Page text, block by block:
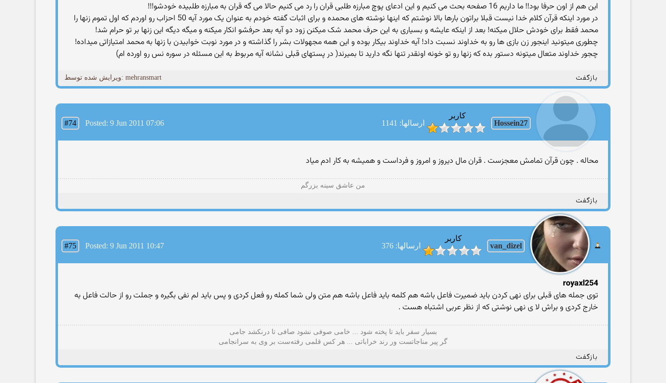
این هم از اون حرفا بود!! ما داریم 16 صفحه بحث می کنیم و این ادعای پوچ مبارزه طلبی قران را رد می کنیم حالا می گه قران به مبارزه طلبیده خودشو!!!
در مورد اینکه قرآن کلام خدا نیست قبلا براتون بارها بالا نوشتم که اینها نوشته های محمده و برای اثبات گفته خودم به عنوان یک مورد آیه 50 احزاب رو اوردم که اول تموم زنها را
محمد فقط برای خودش حلال میکنه! بعد از اینکه عایشه و بسیاری به این حرف محمد شک میکنن زود دو آیه بعد حرفشو انکار میکنه و میگه دیگه این زنها بر تو حرام شد!
چطوری میتونید اینجور زن بازی ها رو به خداوند نسبت داد! آیه خداوند بیکار بوده و این همه مجهولات بشر را گذاشته و در مورد نوبت خوابیدن با زنها به محمد امتیازاتی میداده!
چجور خداوند متعال میتونه دستور بده که زنها رو تو خونه اونقدر تنها نگه دارید تا بمیرند( در پستهای قبلی نشانه آیه مربوط به این مسئله در سوره نس رو اورده ام)
بازگفت ویرایش شده توسط: mehransmart
Hossein27
کاربر
ارسالها: 1141
#74 Posted: 9 Jun 2011 07:06
محاله . چون قرآن تمامش معجزست . قران مال دیروز و امروز و فرداست و همیشه به کار ادم میاد
من عاشق سینه بزرگم
بازگفت
van_dizel
کاربر
ارسالها: 376
#75 Posted: 9 Jun 2011 10:47
royaxl254
توی جمله های قبلی برای نهی كردن باید ضمیرت فاعل باشه هم كلمه باید فاعل باشه هم متن ولی شما كمله رو فعل كردی و پس باید لم نفی بگیره و جملت رو از حالت فاعل به
خارج كردی و براش لا ی نهی نوشتی كه از نظر عربی اشتباه هست .
بسیار سفر باید تا پخته شود ... خامی صوفی نشود صافی تا درنکشد جامی
گر پیر مناجاتست ور رند خراباتی ... هر کس قلمی رفته‌ست بر وی به سرانجامی
بازگفت